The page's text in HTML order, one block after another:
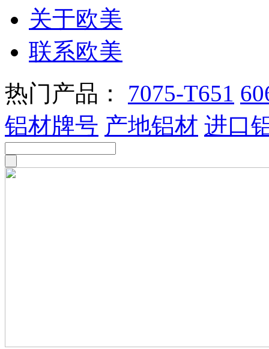
关于欧美
联系欧美
热门产品：
7075-T651
铝材牌号 产地铝材 进口